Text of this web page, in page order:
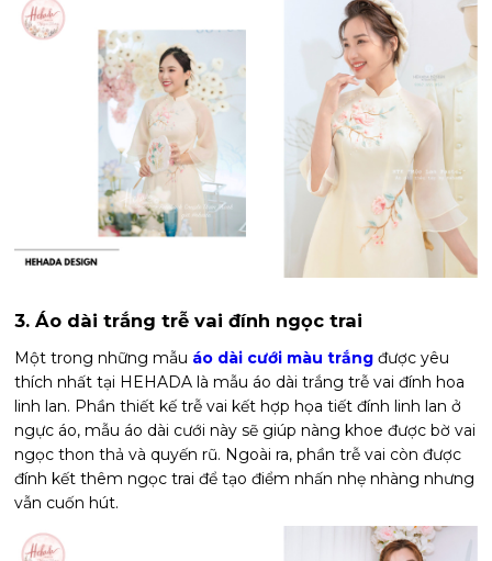
3. Áo dài trắng trễ vai đính ngọc trai
Một trong những mẫu áo dài cưới màu trắng được yêu
thích nhất tại HEHADA là mẫu áo dài trắng trễ vai đính hoa
linh lan. Phần thiết kế trễ vai kết hợp họa tiết đính linh lan ở
ngực áo, mẫu áo dài cưới này sẽ giúp nàng khoe được bờ vai
ngọc thon thả và quyến rũ. Ngoài ra, phần trễ vai còn được
đính kết thêm ngọc trai để tạo điểm nhấn nhẹ nhàng nhưng
vẫn cuốn hút.